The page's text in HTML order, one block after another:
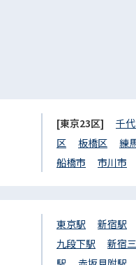
[東京23区] 千
区
板橋区
練
船橋市
市川市
東京駅
新宿駅
九段下駅
新宿